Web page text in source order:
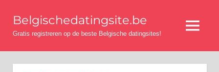
naarBelgischedatingsite.be
Gratis registreren op de beste Belgische datingsites! Menu